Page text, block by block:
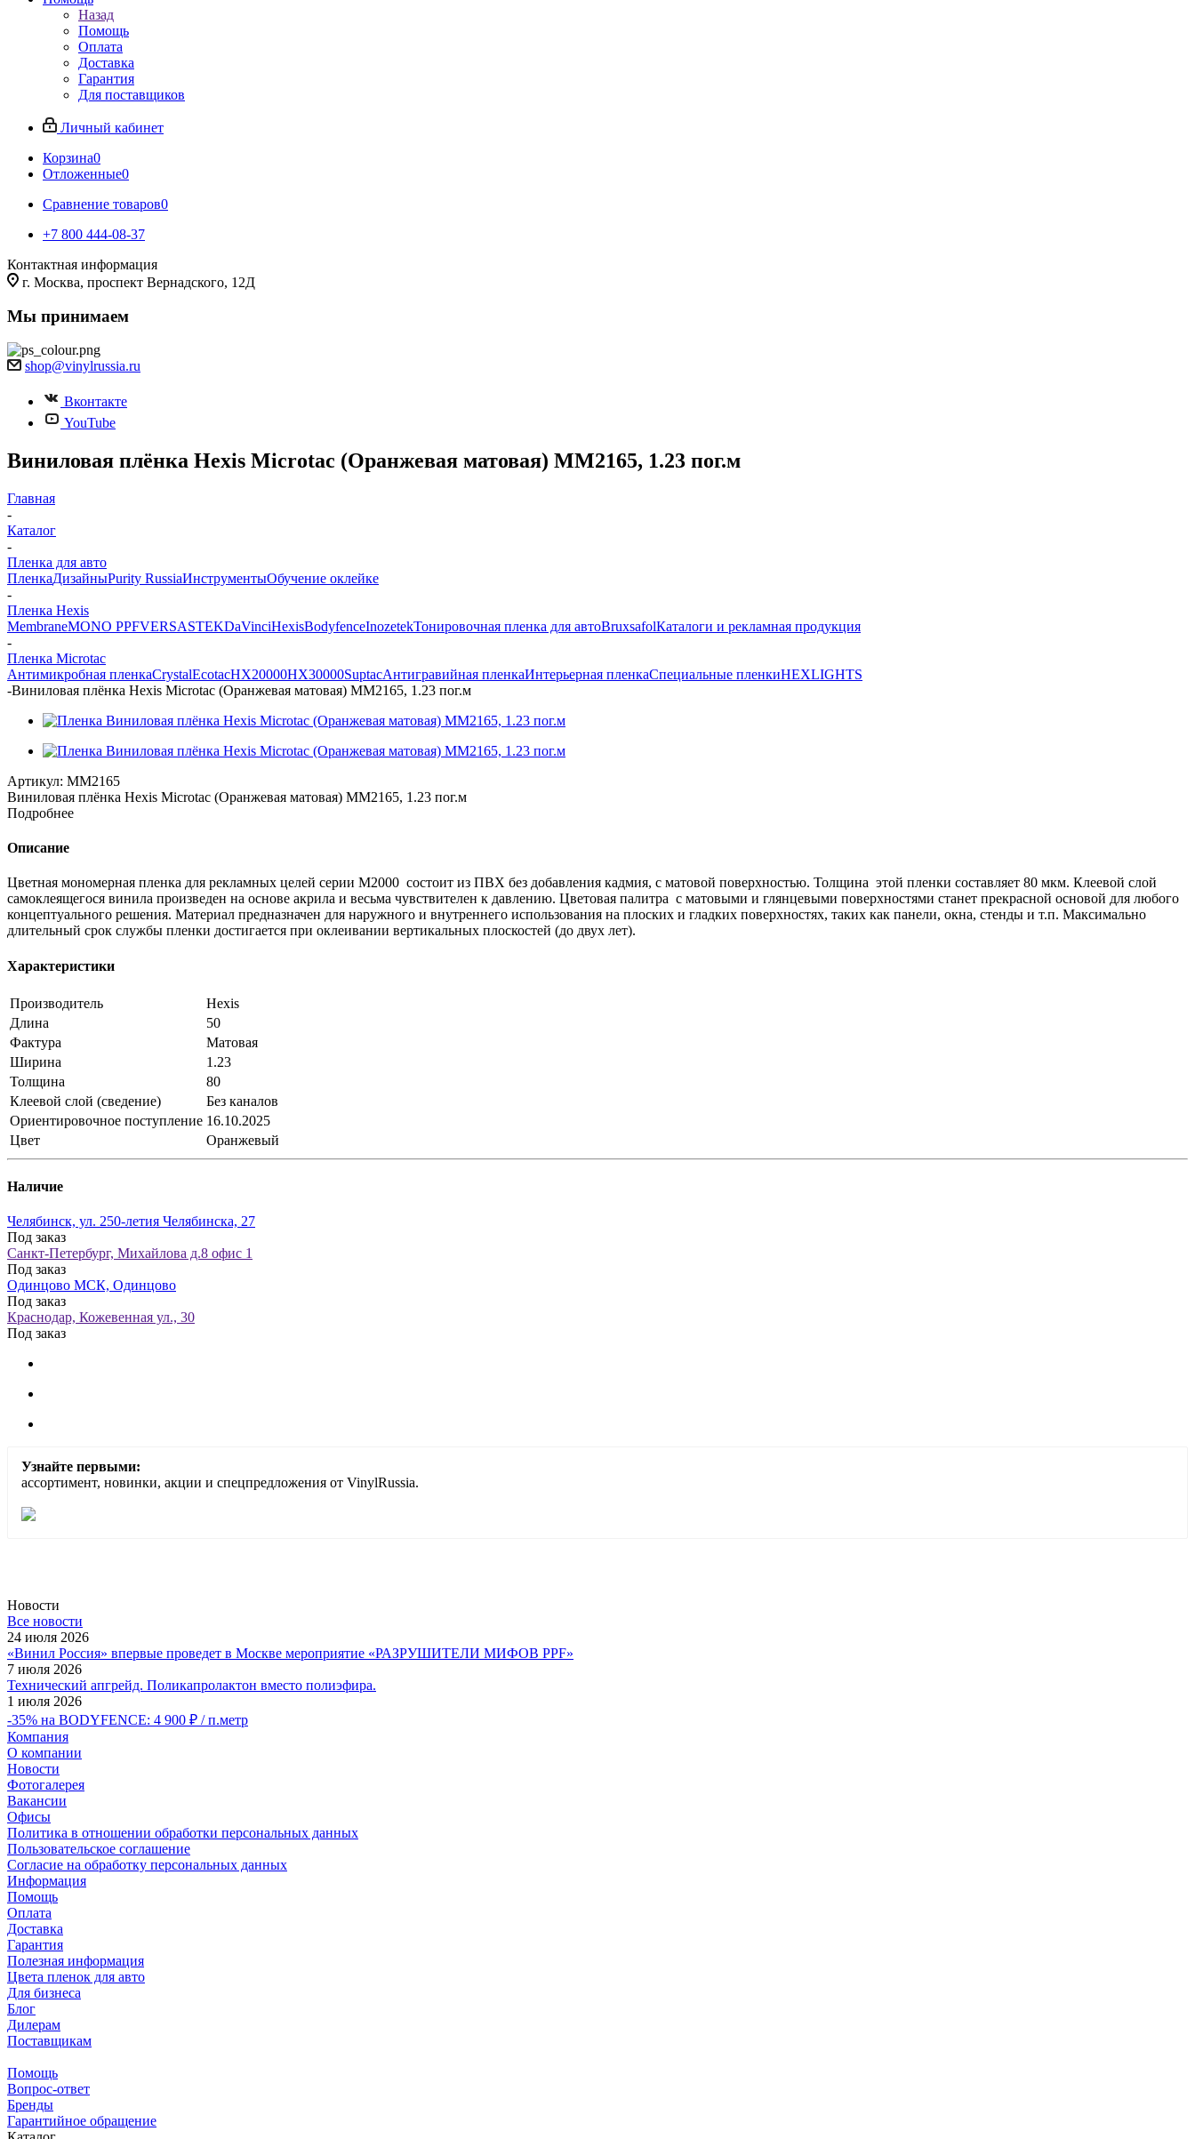
Назад
Помощь
Оплата
Доставка
Гарантия
Для поставщиков
Личный кабинет
Корзина0
Отложенные0
Сравнение товаров0
+7 800 444-08-37
Контактная информация
г. Москва, проспект Вернадского, 12Д
Мы принимаем
shop@vinylrussia.ru
Вконтакте
YouTube
Виниловая плёнка Hexis Microtac (Оранжевая матовая) MM2165, 1.23 пог.м
Главная
-
Каталог
-
Пленка для авто
ПленкаДизайныPurity RussiaИнструментыОбучение оклейке
-
Пленка Hexis
MembraneMONO PPFVERSASTEKDaVinciHexisBodyfenceInozetekТонировочная пленка для автоBruxsafolКаталоги и рекламная продукция
-
Пленка Microtac
Антимикробная пленкаCrystalEcotacHX20000HX30000SuptacАнтигравийная пленкаИнтерьерная пленкаСпециальные пленкиHEXLIGHTS
-Виниловая плёнка Hexis Microtac (Оранжевая матовая) MM2165, 1.23 пог.м
Артикул: MM2165
Виниловая плёнка Hexis Microtac (Оранжевая матовая) MM2165, 1.23 пог.м
Подробнее
Описание
Цветная мономерная пленка для рекламных целей серии M2000 состоит из ПВХ без добавления кадмия, с матовой поверхностью. Толщина этой пленки составляет 80 мкм. Клеевой слой
самоклеящегося винила произведен на основе акрила и весьма чувствителен к давлению. Цветовая палитра с матовыми и глянцевыми поверхностями станет прекрасной основой для любого
концептуального решения. Материал предназначен для наружного и внутреннего использования на плоских и гладких поверхностях, таких как панели, окна, стенды и т.п. Максимально
длительный срок службы пленки достигается при оклеивании вертикальных плоскостей (до двух лет).
Характеристики
Производитель
Hexis
Длина
50
Фактура
Матовая
Ширина
1.23
Толщина
80
Клеевой слой (сведение)
Без каналов
Ориентировочное поступление 16.10.2025
Цвет
Оранжевый
Наличие
Челябинск, ул. 250-летия Челябинска, 27
Под заказ
Санкт-Петербург, Михайлова д.8 офис 1
Под заказ
Одинцово МСК, Одинцово
Под заказ
Краснодар, Кожевенная ул., 30
Под заказ
Узнайте первыми:
ассортимент, новинки, акции и спецпредложения от VinylRussia.
Новости
Все новости
24 июля 2026
«Винил Россия» впервые проведет в Москве мероприятие «РАЗРУШИТЕЛИ МИФОВ PPF»
7 июля 2026
Технический апгрейд. Поликапролактон вместо полиэфира.
1 июля 2026
-35% на BODYFENCE: 4 900 ₽ / п.метр
Компания
О компании
Новости
Фотогалерея
Вакансии
Офисы
Политика в отношении обработки персональных данных
Пользовательское соглашение
Согласие на обработку персональных данных
Информация
Помощь
Оплата
Доставка
Гарантия
Полезная информация
Цвета пленок для авто
Для бизнеса
Блог
Дилерам
Поставщикам
Помощь
Вопрос-ответ
Бренды
Гарантийное обращение